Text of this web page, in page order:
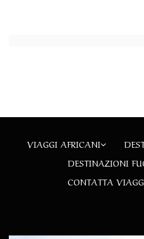
VIAGGI AFRICANI
DESTINAZIONI
CONTATTA